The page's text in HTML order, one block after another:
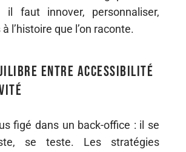
il faut innover, personnaliser,
l’histoire que l’on raconte.
entre accessibilité
figé dans un back-office : il se
se teste. Les stratégies